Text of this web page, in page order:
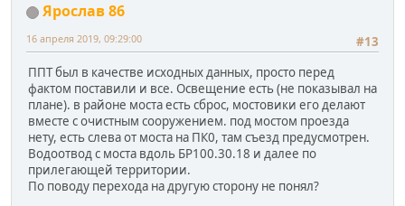
Ярослав 86
#13
16 апреля 2019, 09:29:00
ППТ был в качестве исходных данных, просто перед
фактом поставили и все. Освещение есть (не показывал на
плане). в районе моста есть сброс, мостовики его делают
вместе с очистным сооружением. под мостом проезда
нету, есть слева от моста на ПК0, там съезд предусмотрен.
Водоотвод с моста вдоль БР100.30.18 и далее по
прилегающей территории.
По поводу перехода на другую сторону не понял?